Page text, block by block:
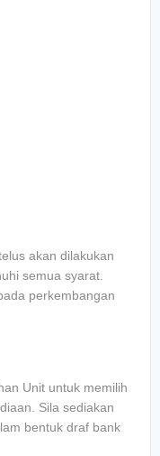
akan dilakukan
semua syarat.
perkembangan
Unit untuk memilih
Sila sediakan
bentuk draf bank